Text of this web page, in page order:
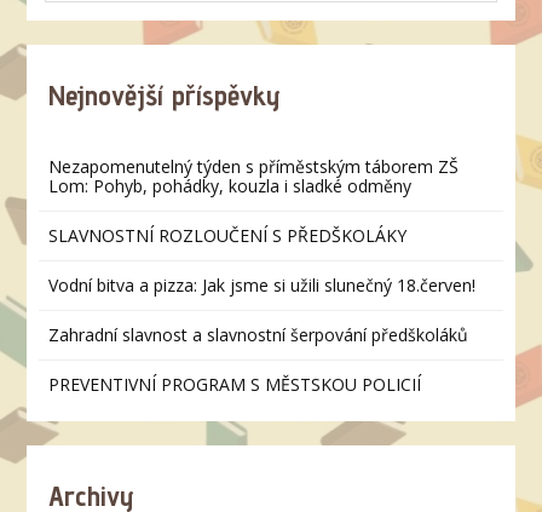
Nejnovější příspěvky
Nezapomenutelný týden s příměstským táborem ZŠ
Lom: Pohyb, pohádky, kouzla i sladké odměny
SLAVNOSTNÍ ROZLOUČENÍ S PŘEDŠKOLÁKY
Vodní bitva a pizza: Jak jsme si užili slunečný 18.červen!
Zahradní slavnost a slavnostní šerpování předškoláků
PREVENTIVNÍ PROGRAM S MĚSTSKOU POLICIÍ
Archivy